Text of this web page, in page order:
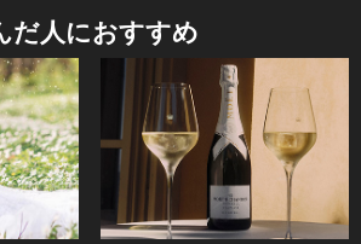
だ人におすすめ